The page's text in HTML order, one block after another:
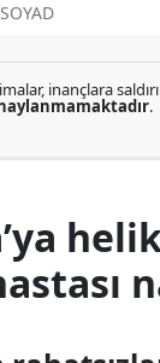
inançlara
.